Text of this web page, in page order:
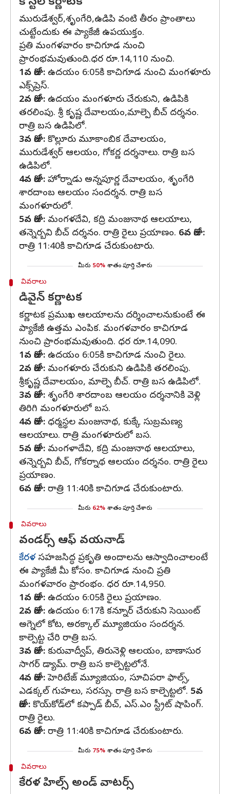
మురుడేశ్వర్‌,శృంగేరి,ఉడిపి వంటి తీరం ప్రాంతాలు
చుట్టేందుకు ఈ ప్యాకేజీ ఉపయుక్తం.
ప్రతి మంగళవారం కాచిగూడ నుంచి
ప్రారంభమవుతుంది.ధర రూ.14,110 నుంచి.
1వ రోజు: ఉదయం 6:05కి కాచిగూడ నుంచి మంగళూరు
ఎక్స్‌ప్రెస్‌.
2వ రోజు: ఉదయం మంగళూరు చేరుకుని, ఉడిపికి
తరలింపు. శ్రీ కృష్ణ దేవాలయం,మాల్పె బీచ్‌ దర్శనం.
రాత్రి బస ఉడిపిలో.
3వ రోజు: కొల్లూరు మూకాంబిక దేవాలయం,
మురుడేశ్వర్ ఆలయం, గోకర్ణ దర్శనాలు. రాత్రి బస
ఉడిపిలో.
4వ రోజు: హోర్నాడు అన్నపూర్ణ దేవాలయం, శృంగేరి
శారదాంబ ఆలయం సందర్శన. రాత్రి బస
మంగళూరులో.
5వ రోజు: మంగళదేవి, కద్రి మంజునాథ ఆలయాలు,
తన్నెర్బవి బీచ్‌ దర్శనం. రాత్రి రైలు ప్రయాణం. 6వ రోజు:
రాత్రి 11:40కి కాచిగూడ చేరుకుంటారు.
మీరు 50% శాతం పూర్తి చేశారు
వివరాలు
డివైన్ కర్ణాటక
కర్ణాటక ప్రముఖ ఆలయాలను దర్శించాలనుకుంటే ఈ
ప్యాకేజీ ఉత్తమ ఎంపిక. మంగళవారం కాచిగూడ
నుంచి ప్రారంభమవుతుంది. ధర రూ.14,090.
1వ రోజు: ఉదయం 6:05కి కాచిగూడ నుంచి రైలు.
2వ రోజు: మంగళూరు చేరుకుని ఉడిపికి తరలింపు.
శ్రీకృష్ణ దేవాలయం, మాల్పె బీచ్‌. రాత్రి బస ఉడిపిలో.
3వ రోజు: శృంగేరి శారదాంబ ఆలయం దర్శనానికి వెళ్లి
తిరిగి మంగళూరులో బస.
4వ రోజు: ధర్మస్థల మంజునాథ, కుక్కే సుబ్రమణ్య
ఆలయాలు. రాత్రి మంగళూరులో బస.
5వ రోజు: మంగళాదేవి, కద్రి మంజునాథ ఆలయాలు,
తన్నెర్బవి బీచ్‌, గోకర్నాథ ఆలయం దర్శనం. రాత్రి రైలు
ప్రయాణం.
6వ రోజు: రాత్రి 11:40కి కాచిగూడ చేరుకుంటారు.
మీరు 62% శాతం పూర్తి చేశారు
వివరాలు
వండర్స్ ఆఫ్ వయనాడ్
కేరళసహజసిద్ధ ప్రకృతి అందాలను ఆస్వాదించాలంటే
ఈ ప్యాకేజీ మీ కోసం. కాచిగూడ నుంచి ప్రతి
మంగళవారం ప్రారంభం. ధర రూ.14,950.
1వ రోజు: ఉదయం 6:05కి రైలు ప్రయాణం.
2వ రోజు: ఉదయం 6:17కి కన్నూర్ చేరుకుని సెయింట్
అగ్నెలో కోట, అరక్కాల్ మ్యూజియం సందర్శన.
కాల్పెట్ట చేరి రాత్రి బస.
3వ రోజు: కురువాద్వీప్‌, తిరునెళ్లి ఆలయం, బాణాసుర
సాగర్ డ్యామ్‌. రాత్రి బస కాల్పెట్టలోనే.
4వ రోజు:హెరిటేజ్ మ్యూజియం, సూచిపరా ఫాల్స్‌,
ఎడక్కల్ గుహలు, సరస్సు. రాత్రి బస కాల్పెట్టలో. 5వ
రోజు: కొయ్‌కోడ్‌లో కప్పాడ్ బీచ్‌, ఎస్‌.ఎం స్ట్రీట్‌ షాపింగ్‌.
రాత్రి రైలు.
6వ రోజు: రాత్రి 11:40కి కాచిగూడ చేరుకుంటారు.
మీరు 75% శాతం పూర్తి చేశారు
వివరాలు
కేరళ హిల్స్ అండ్ వాటర్స్